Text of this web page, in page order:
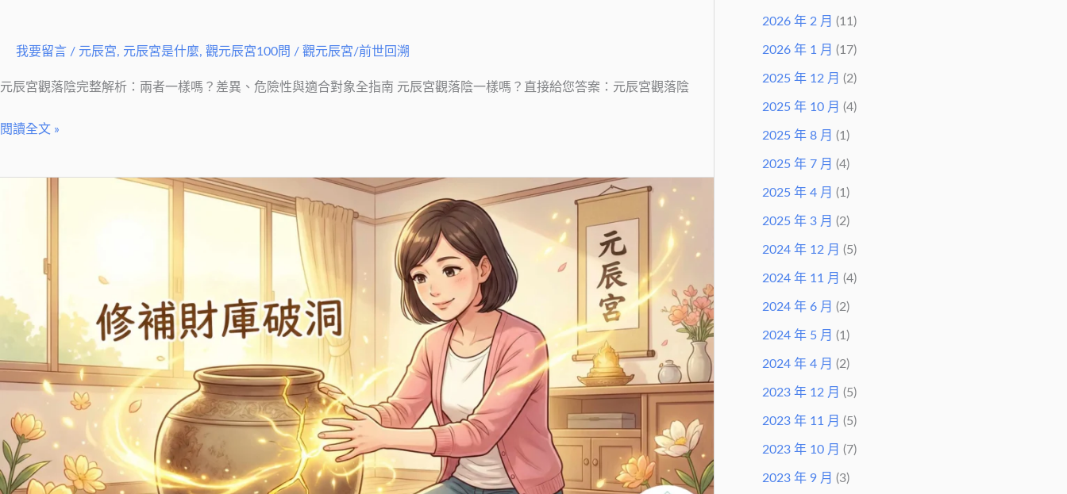
我要留言 / 元辰宮, 元辰宮是什麼, 觀元辰宮100問 / 觀元辰宮/前世回溯
元辰宮觀落陰完整解析：兩者一樣嗎？差異、危險性與適合對象全指南 元辰宮觀落陰一樣嗎？直接給您答案：元辰宮觀落陰
性、
對
閱讀全文 »
整
修
財
庫
破
洞，
2026 年 2 月 (11)
2026 年 1 月 (17)
2025 年 12 月 (2)
2025 年 10 月 (4)
2025 年 8 月 (1)
2025 年 7 月 (4)
2025 年 4 月 (1)
2025 年 3 月 (2)
2024 年 12 月 (5)
2024 年 11 月 (4)
2024 年 6 月 (2)
2024 年 5 月 (1)
2024 年 4 月 (2)
2023 年 12 月 (5)
2023 年 11 月 (5)
2023 年 10 月 (7)
2023 年 9 月 (3)